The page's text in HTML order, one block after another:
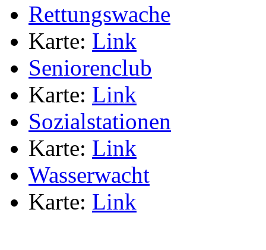
Rettungswache
Karte: Link
Seniorenclub
Karte: Link
Sozialstationen
Karte: Link
Wasserwacht
Karte: Link